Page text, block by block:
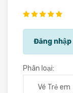
Đăng nhập
Phân loại:
Vé Trẻ em